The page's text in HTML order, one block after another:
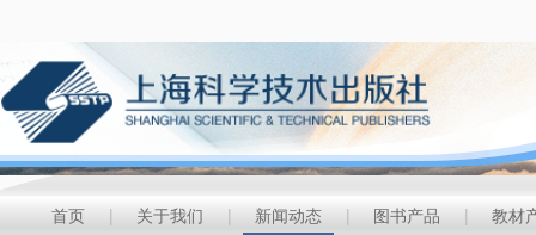
首页 | 关于我们 | 新闻动态 | 图书产品 | 教材